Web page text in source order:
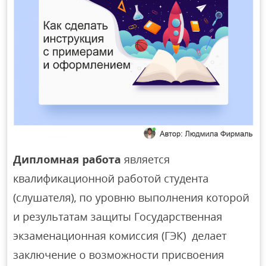
Дипломная работа является
квалификационной работой студента
(слушателя), по уровню выполнения которой
и результатам защиты Государственная
экзаменационная комиссия (ГЭК) делает
заключение о возможности присвоения